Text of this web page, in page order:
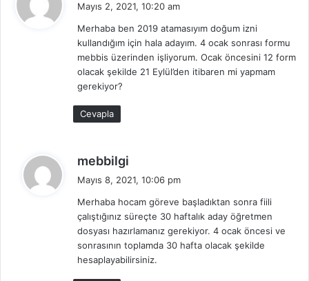
i
k
i
Mayıs 2, 2021, 10:20 am
Merhaba ben 2019 atamasıyım doğum izni
kullandığım için hala adayım. 4 ocak sonrası formu
mebbis üzerinden işliyorum. Ocak öncesini 12 form
olacak şekilde 21 Eylül’den itibaren mi yapmam
gerekiyor?
Cevapla
mebbilgi
e
i
k
i
Mayıs 8, 2021, 10:06 pm
Merhaba hocam göreve başladıktan sonra fiili
çalıştığınız süreçte 30 haftalık aday öğretmen
dosyası hazırlamanız gerekiyor. 4 ocak öncesi ve
sonrasının toplamda 30 hafta olacak şekilde
hesaplayabilirsiniz.